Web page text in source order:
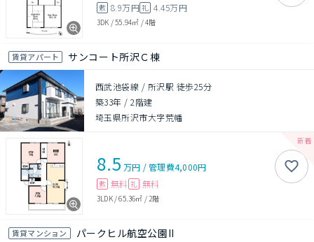
敷 8.9万円礼 4.45万円
3DK /55.94㎡ /4階
賃貸アパート サンコート所沢Ｃ棟
西武池袋線 / 所沢駅 徒歩25分
築33年 /2階建
埼玉県所沢市大字荒幡
8.5 万円 /管理費4,000円
敷 無料 礼 無料
3LDK/65.36㎡ / 2階
賃貸マンション パークヒル航空公園II